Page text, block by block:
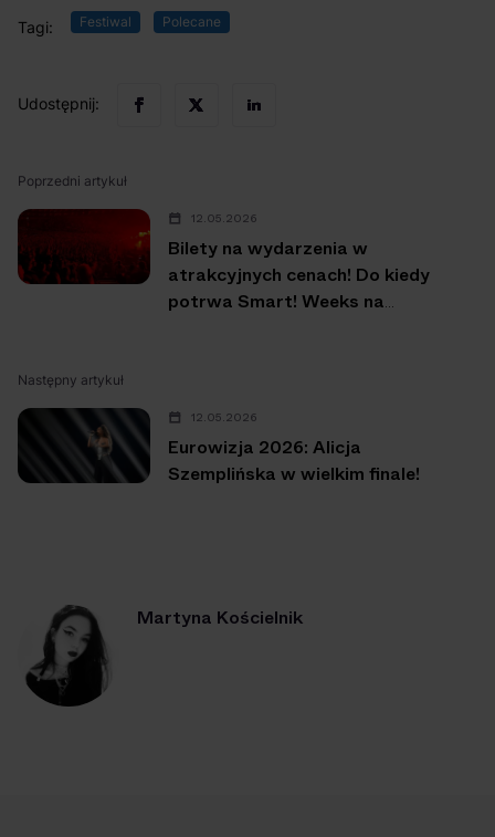
Tagi: Festiwal Polecane
Udostępnij:
Poprzedni artykuł
12.05.2026
Bilety na wydarzenia w
atrakcyjnych cenach! Do kiedy
potrwa Smart! Weeks na
Następny artykuł
12.05.2026
Eurowizja 2026: Alicja
Szemplińska w wielkim finale!
Martyna Kościelnik